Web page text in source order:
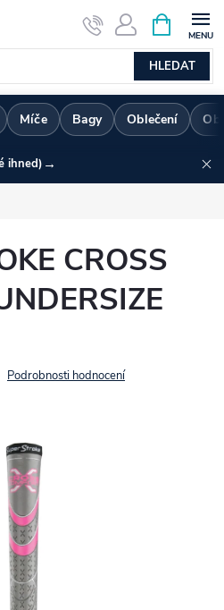
HLEDAT
NÁKUPNÍ
KOŠÍK
Míče Bagy Oblečení
ihned) →
CROSS
Podrobnosti hodnocení